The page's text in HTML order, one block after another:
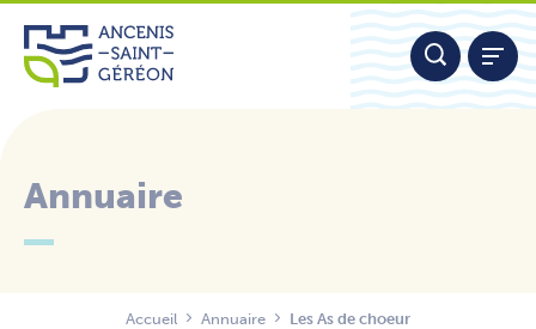
Aller
contenu
Annuaire
Accueil Annuaire Les As de choeur
Panneau de gestion des cookies